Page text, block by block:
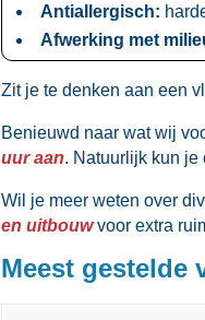
Antiallergisch:
Afwerking met
Zit je te denken aan een
Benieuwd naar wat wij
uur aan.​ Natuurlijk kun je
Wil je meer weten over
en uitbouwvoor extra
Meest gestelde